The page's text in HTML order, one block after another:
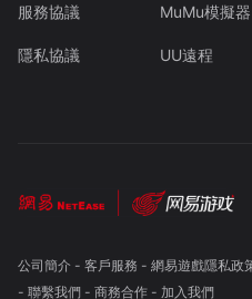
服務協議
隱私協議
MuMu模擬器
UU遠程
公司簡介- 客戶服務 - 網易遊戲隱私政
- 聯繫我們- 商務合作- 加入我們